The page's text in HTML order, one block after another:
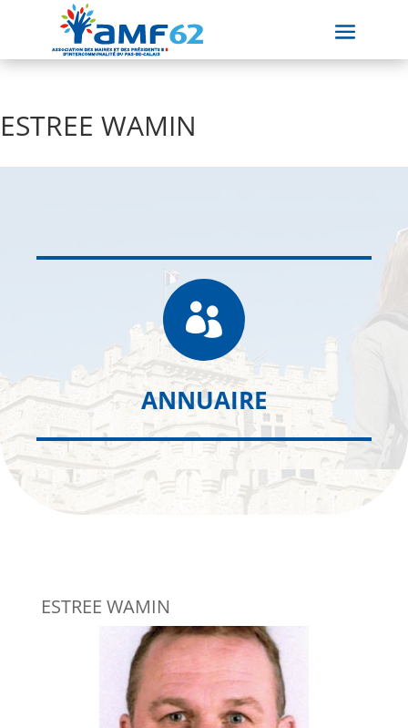
ESTREE WAMIN

ANNUAIRE
ESTREE WAMIN